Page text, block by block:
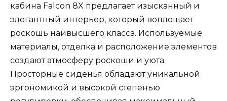
кабина Falcon 8X предлагает изысканный и
элегантный интерьер, который воплощает
роскошь наивысшего класса. Используемые
материалы, отделка и расположение элементов
создают атмосферу роскоши и уюта.
Просторные сиденья обладают уникальной
эргономикой и высокой степенью